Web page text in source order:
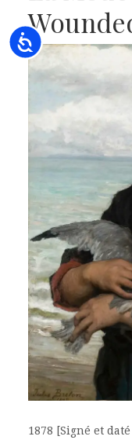
Accessibility
1878 [Signé et